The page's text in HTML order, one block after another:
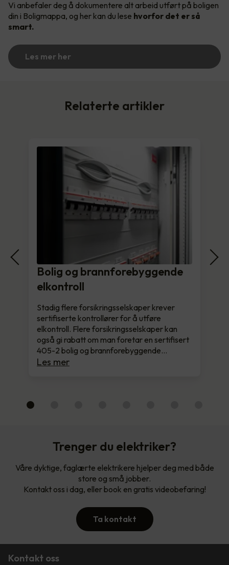
Vi anbefaler deg å dokumentere alt arbeid utført på boligen
din i Boligmappa, og her kan du lese hvorfor det er så
smart.
Les mer her
Relaterte artikler
Bolig og brannforebyggende
elkontroll
Stadig flere forsikringsselskaper krever
sertifiserte kontrollører for å utføre
elkontroll. Flere forsikringsselskaper kan
også gi rabatt om man foretar en sertifisert
405-2 bolig og brannforebyggende…
Les mer
Trenger du elektriker?
Våre dyktige, faglærte elektrikere hjelper deg med både
store og små jobber.
Kontakt oss i dag, eller book en gratis videobefaring!
Ta kontakt
Kontakt oss